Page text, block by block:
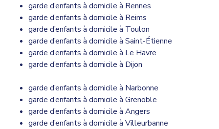
garde d’enfants à domicile à Rennes
garde d’enfants à domicile à Reims
garde d’enfants à domicile à Toulon
garde d’enfants à domicile à Saint-Étienne
garde d’enfants à domicile à Le Havre
garde d’enfants à domicile à Dijon
garde d’enfants à domicile à Narbonne
garde d’enfants à domicile à Grenoble
garde d’enfants à domicile à Angers
garde d’enfants à domicile à Villeurbanne